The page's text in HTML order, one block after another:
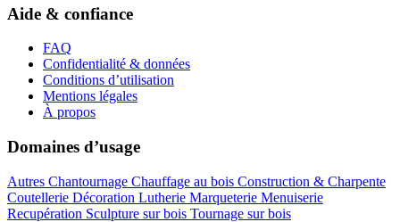
Aide & confiance
FAQ
Confidentialité & données
Conditions d’utilisation
Mentions légales
À propos
Domaines d’usage
Autres Chantournage Chauffage au bois Construction & Charpente
Coutellerie Décoration Lutherie Marqueterie Menuiserie
Recupération Sculpture sur bois Tournage sur bois